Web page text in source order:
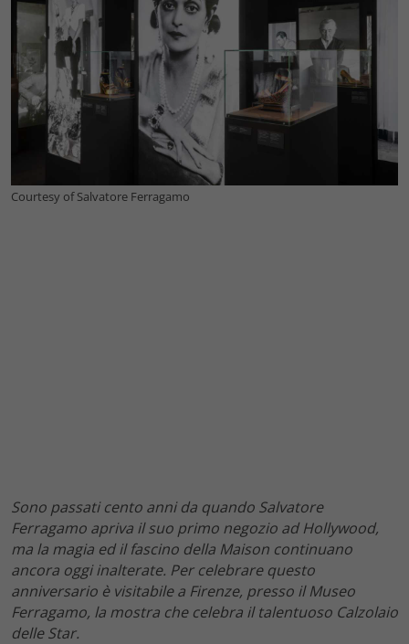
Courtesy of Salvatore Ferragamo
Sono passati cento anni da quando Salvatore
Ferragamo apriva il suo primo negozio ad Hollywood,
ma la magia ed il fascino della Maison continuano
ancora oggi inalterate. Per celebrare questo
anniversario è visitabile a Firenze, presso il Museo
Ferragamo, la mostra che celebra il talentuoso Calzolaio
delle Star.